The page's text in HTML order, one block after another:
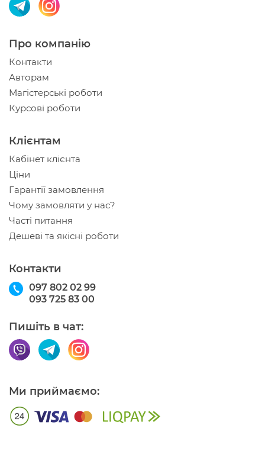
Про компанію
Контакти
Авторам
Магістерські роботи
Курсові роботи
Клієнтам
Кабінет клієнта
Ціни
Гарантії замовлення
Чому замовляти у нас?
Часті питання
Дешеві та якісні роботи
Контакти
097 802 02 99
093 725 83 00
Пишіть в чат:
Ми приймаємо: